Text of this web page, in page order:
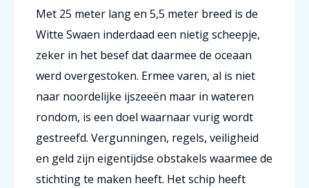
Met 25 meter lang en 5,5 meter breed is de
Witte Swaen inderdaad een nietig scheepje,
zeker in het besef dat daarmee de oceaan
werd overgestoken. Ermee varen, al is niet
naar noordelijke ijszeeën maar in wateren
rondom, is een doel waarnaar vurig wordt
gestreefd. Vergunningen, regels, veiligheid
en geld zijn eigentijdse obstakels waarmee de
stichting te maken heeft. Het schip heeft